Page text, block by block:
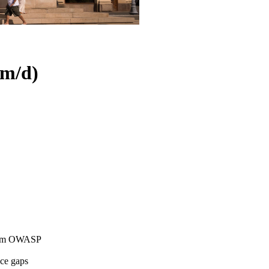
d)
OWASP
gaps